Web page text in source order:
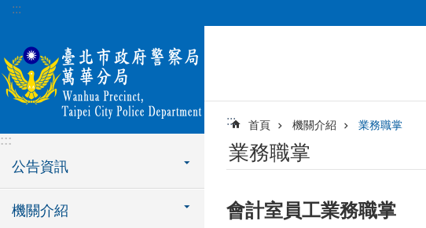
跳到主要內容區塊
:::
:::
公告資訊
機關介紹
::: 首頁 機關介紹 業務職掌
業務職掌
會計室員工業務職掌